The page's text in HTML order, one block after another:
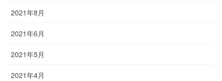
2021年8月
2021年6月
2021年5月
2021年4月